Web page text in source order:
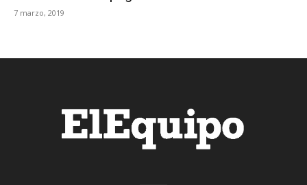
7 marzo, 2019